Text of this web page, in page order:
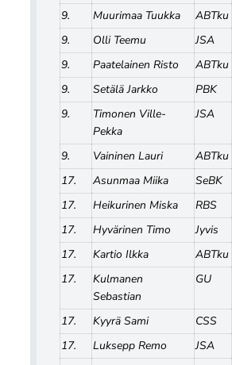
9.
Muurimaa Tuukka ABTku
9.
Olli Teemu JSA
9.
Paatelainen Risto ABTku
9.
Setälä Jarkko PBK
9.
Timonen Ville-
Pekka
JSA
9. Vaininen Lauri ABTku
17.
Asunmaa Miika SeBK
17.
Heikurinen Miska RBS
17.
Hyvärinen Timo Jyvis
17.
Kartio Ilkka ABTku
17.
Kulmanen
Sebastian
GU
17. Kyyrä Sami CSS
17.
Luksepp Remo JSA